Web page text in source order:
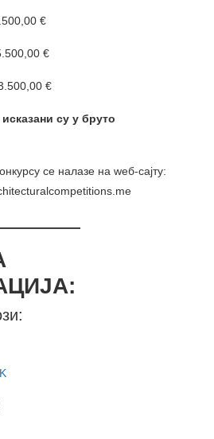
€
€
€
су у бруто
се налазе на wеб-сајту: